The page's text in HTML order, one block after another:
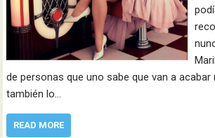
de personas que uno sabe que van a acabar
también lo…
READ MORE